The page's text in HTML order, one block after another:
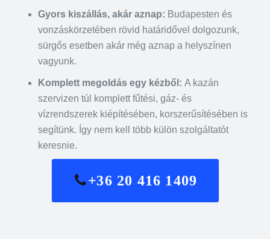
Gyors kiszállás, akár aznap: Budapesten és
vonzáskörzetében rövid határidővel dolgozunk,
sürgős esetben akár még aznap a helyszínen
vagyunk.
Komplett megoldás egy kézből: A kazán
szervizen túl komplett fűtési, gáz- és
vízrendszerek kiépítésében, korszerűsítésében is
segítünk. Így nem kell több külön szolgáltatót
keresnie.
+36 20 416 1409